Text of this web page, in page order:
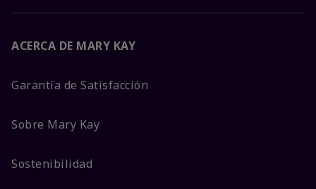
ACERCA DE MARY KAY
Garantía de Satisfacción
Sobre Mary Kay
Sostenibilidad